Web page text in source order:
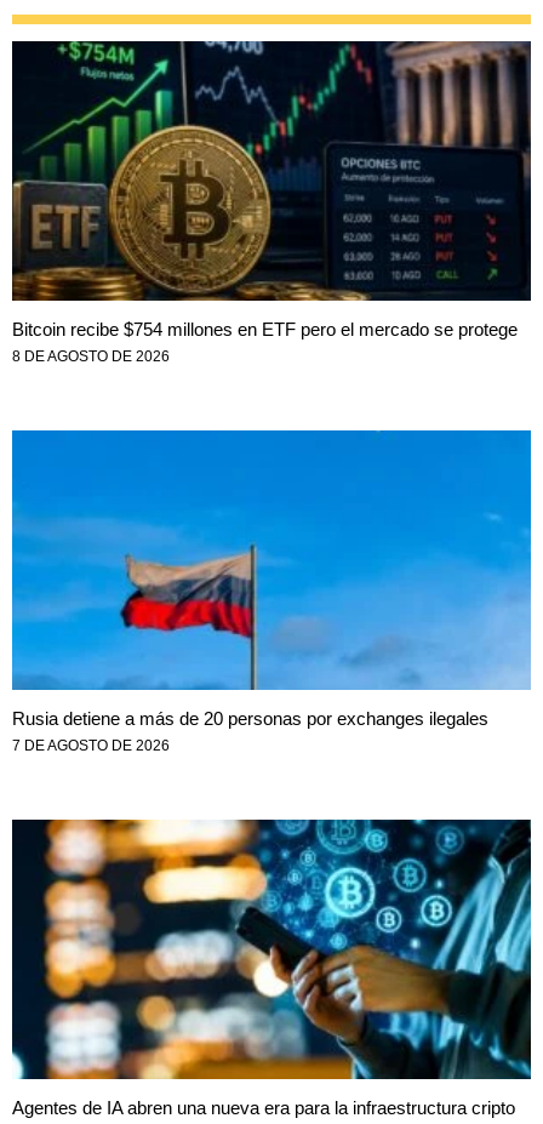
Bitcoin recibe $754 millones en ETF pero el mercado se protege
8 DE AGOSTO DE 2026
Rusia detiene a más de 20 personas por exchanges ilegales
7 DE AGOSTO DE 2026
Agentes de IA abren una nueva era para la infraestructura cripto